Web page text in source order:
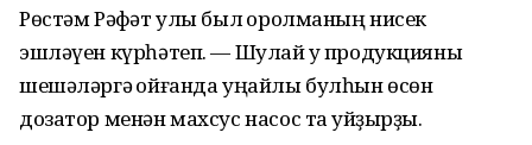
Рөстәм Рәфҡәт улы был ҡоролманың нисек
эшләүен күрһәтеп. — Шулай уҡ продукцияны
шешәләргә ҡойғанда уңайлы булһын өсөн
дозатор менән махсус насос та ҡуйҙырҙыҡ.